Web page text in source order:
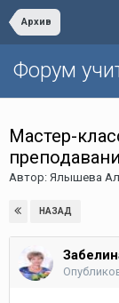
Архив
Форум
Мастер-
Автор: Ялышева
НАЗАД